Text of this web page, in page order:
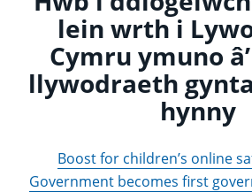
lein wrth i
Cymru ymuno
llywodraeth
hynny
Boost for children’s online
Government becomes first